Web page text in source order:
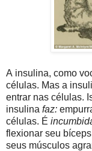
A insulina, como
células. Mas a
entrar nas células.
insulina faz:
células. É
flexionar seu
seus músculos